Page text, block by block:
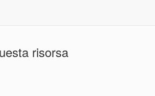
risorsa